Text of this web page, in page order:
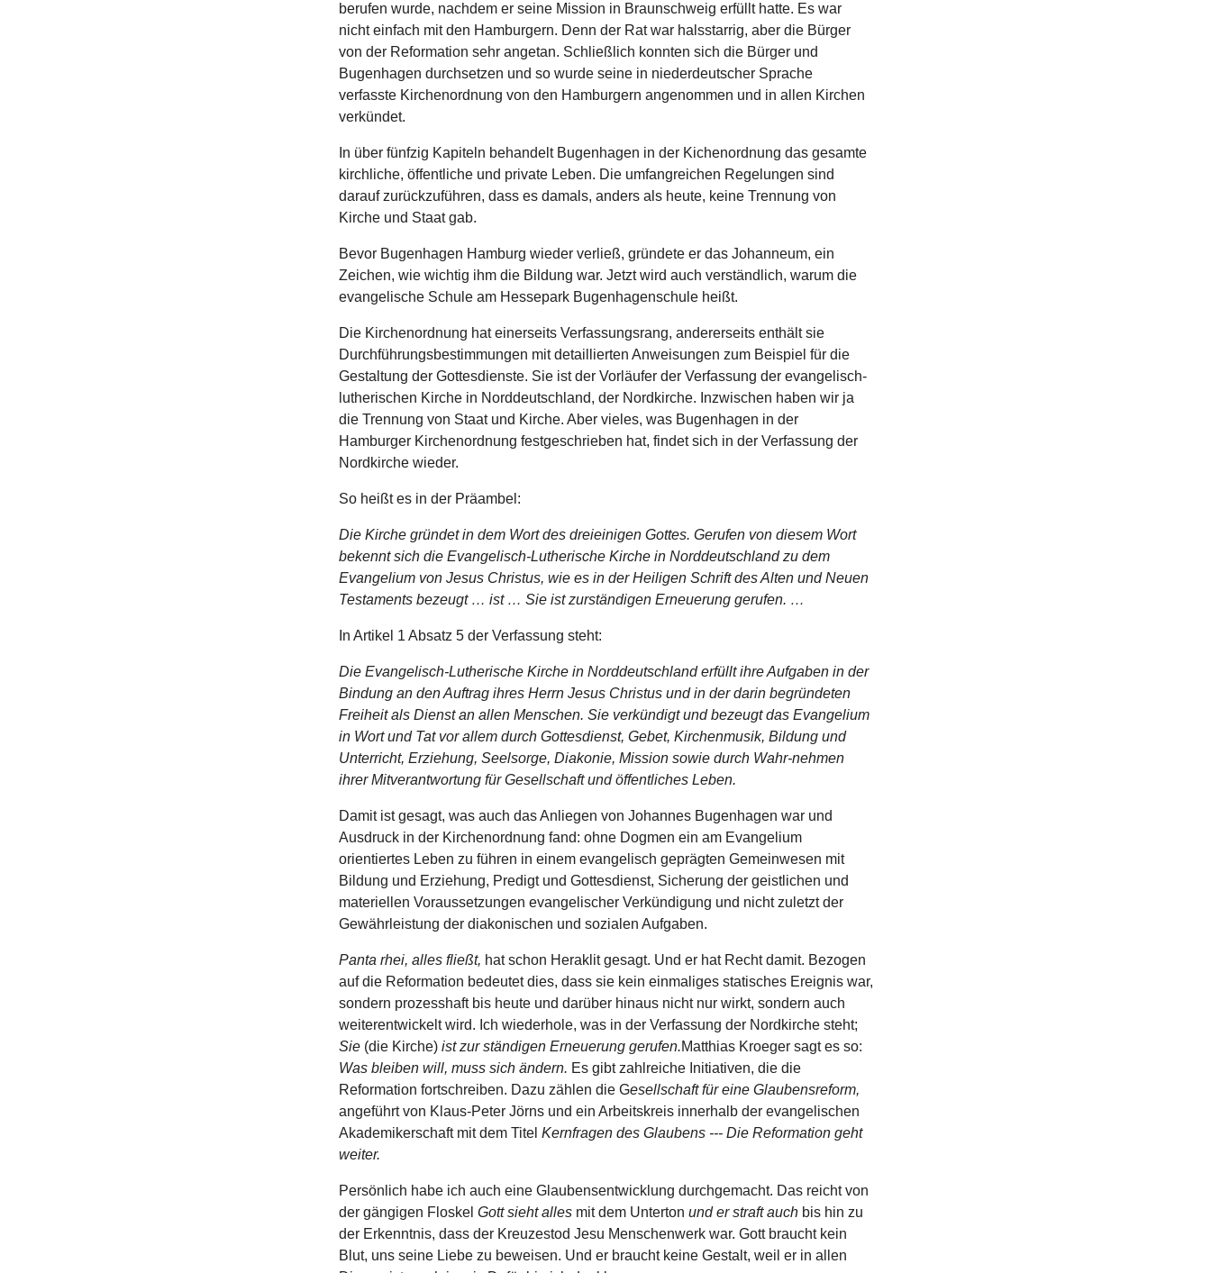
berufen wurde, nachdem er seine Mission in Braunschweig erfüllt hatte. Es war
nicht einfach mit den Hamburgern. Denn der Rat war halsstarrig, aber die Bürger
von der Reformation sehr angetan. Schließlich konnten sich die Bürger und
Bugenhagen durchsetzen und so wurde seine in niederdeutscher Sprache
verfasste Kirchenordnung von den Hamburgern angenommen und in allen Kirchen
verkündet.
In über fünfzig Kapiteln behandelt Bugenhagen in der Kichenordnung das gesamte
kirchliche, öffentliche und private Leben. Die umfangreichen Regelungen sind
darauf zurückzuführen, dass es damals, anders als heute, keine Trennung von
Kirche und Staat gab.
Bevor Bugenhagen Hamburg wieder verließ, gründete er das Johanneum, ein
Zeichen, wie wichtig ihm die Bildung war. Jetzt wird auch verständlich, warum die
evangelische Schule am Hessepark Bugenhagenschule heißt.
Die Kirchenordnung hat einerseits Verfassungsrang, andererseits enthält sie
Durchführungsbestimmungen mit detaillierten Anweisungen zum Beispiel für die
Gestaltung der Gottesdienste. Sie ist der Vorläufer der Verfassung der evangelisch-
lutherischen Kirche in Norddeutschland, der Nordkirche. Inzwischen haben wir ja
die Trennung von Staat und Kirche. Aber vieles, was Bugenhagen in der
Hamburger Kirchenordnung festgeschrieben hat, findet sich in der Verfassung der
Nordkirche wieder.
So heißt es in der Präambel:
Die Kirche gründet in dem Wort des dreieinigen Gottes. Gerufen von diesem Wort
bekennt sich die Evangelisch-Lutherische Kirche in Norddeutschland zu dem
Evangelium von Jesus Christus, wie es in der Heiligen Schrift des Alten und Neuen
Testaments bezeugt … ist … Sie ist zurständigen Erneuerung gerufen. …
In Artikel 1 Absatz 5 der Verfassung steht:
Die Evangelisch-Lutherische Kirche in Norddeutschland erfüllt ihre Aufgaben in der
Bindung an den Auftrag ihres Herrn Jesus Christus und in der darin begründeten
Freiheit als Dienst an allen Menschen. Sie verkündigt und bezeugt das Evangelium
in Wort und Tat vor allem durch Gottesdienst, Gebet, Kirchenmusik, Bildung und
Unterricht, Erziehung, Seelsorge, Diakonie, Mission sowie durch Wahr-nehmen
ihrer Mitverantwortung für Gesellschaft und öffentliches Leben.
Damit ist gesagt, was auch das Anliegen von Johannes Bugenhagen war und
Ausdruck in der Kirchenordnung fand: ohne Dogmen ein am Evangelium
orientiertes Leben zu führen in einem evangelisch geprägten Gemeinwesen mit
Bildung und Erziehung, Predigt und Gottesdienst, Sicherung der geistlichen und
materiellen Voraussetzungen evangelischer Verkündigung und nicht zuletzt der
Gewährleistung der diakonischen und sozialen Aufgaben.
Panta rhei, alles fließt, hat schon Heraklit gesagt. Und er hat Recht damit. Bezogen
auf die Reformation bedeutet dies, dass sie kein einmaliges statisches Ereignis war,
sondern prozesshaft bis heute und darüber hinaus nicht nur wirkt, sondern auch
weiterentwickelt wird. Ich wiederhole, was in der Verfassung der Nordkirche steht;
Sie (die Kirche) ist zur ständigen Erneuerung gerufen.Matthias Kroeger sagt es so:
Was bleiben will, muss sich ändern. Es gibt zahlreiche Initiativen, die die
Reformation fortschreiben. Dazu zählen die Gesellschaft für eine Glaubensreform,
angeführt von Klaus-Peter Jörns und ein Arbeitskreis innerhalb der evangelischen
Akademikerschaft mit dem Titel Kernfragen des Glaubens --- Die Reformation geht
weiter.
Persönlich habe ich auch eine Glaubensentwicklung durchgemacht. Das reicht von
der gängigen Floskel Gott sieht alles mit dem Unterton und er straft auch bis hin zu
der Erkenntnis, dass der Kreuzestod Jesu Menschenwerk war. Gott braucht kein
Blut, uns seine Liebe zu beweisen. Und er braucht keine Gestalt, weil er in allen